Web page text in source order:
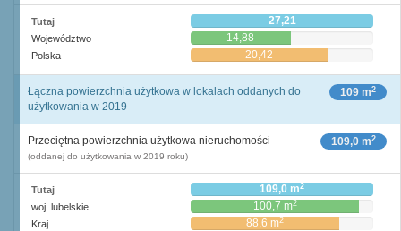
Tutaj 27,21
Województwo 14,88
Polska 20,42
109 m2
Łączna powierzchnia użytkowa w lokalach oddanych do
użytkowania w 2019
109,0 m2
Przeciętna powierzchnia użytkowa nieruchomości
(oddanej do użytkowania w 2019 roku)
Tutaj 109,0 m2
woj. lubelskie 100,7 m2
Kraj 88,6 m2